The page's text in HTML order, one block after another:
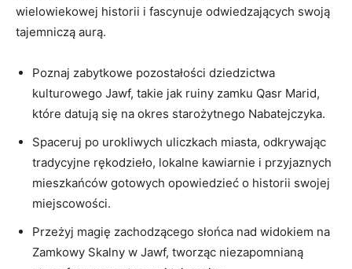
wielowiekowej historii i ​fascynuje odwiedzających swoją
tajemniczą aurą.
Poznaj zabytkowe‌ pozostałości dziedzictwa
kulturowego Jawf, takie jak ruiny zamku Qasr Marid,
które datują się na okres starożytnego Nabatejczyka.
Spaceruj po urokliwych ​uliczkach ⁣miasta, odkrywając ​
tradycyjne rękodzieło, lokalne kawiarnie i ‍przyjaznych
mieszkańców gotowych opowiedzieć o historii swojej
miejscowości.
Przeżyj ⁤magię zachodzącego⁤ słońca nad widokiem na
Zamkowy Skalny w Jawf, ‌tworząc niezapomnianą